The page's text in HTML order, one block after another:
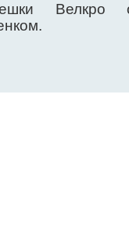
Велкро